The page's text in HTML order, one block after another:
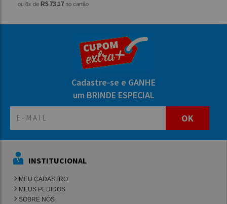
ou 6x de R$ 73,17 no cartão
Cadastre-se e GANHE
um BRINDE ESPECIAL
OK
INSTITUCIONAL
MEU CADASTRO
MEUS PEDIDOS
SOBRE NÓS